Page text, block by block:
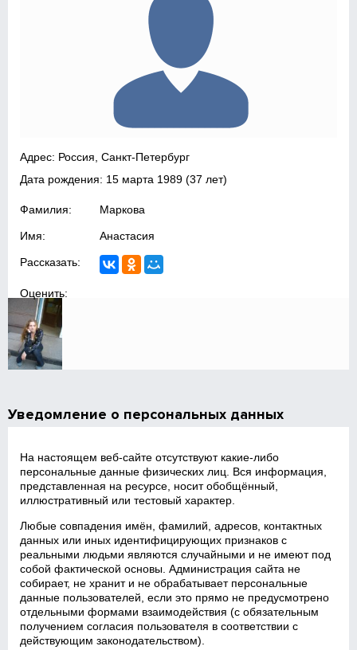
Адрес: Россия, Санкт-Петербург
Дата рождения: 15 марта 1989 (37 лет)
Фамилия: Маркова
Имя: Анастасия
Рассказать:
Оценить:
Уведомление о персональных данных
На настоящем веб‑сайте отсутствуют какие‑либо
персональные данные физических лиц. Вся информация,
представленная на ресурсе, носит обобщённый,
иллюстративный или тестовый характер.
Любые совпадения имён, фамилий, адресов, контактных
данных или иных идентифицирующих признаков с
реальными людьми являются случайными и не имеют под
собой фактической основы. Администрация сайта не
собирает, не хранит и не обрабатывает персональные
данные пользователей, если это прямо не предусмотрено
отдельными формами взаимодействия (с обязательным
получением согласия пользователя в соответствии с
действующим законодательством).